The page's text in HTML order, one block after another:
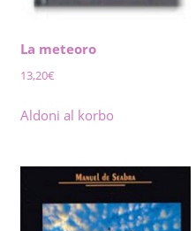
La meteoro
13,20€
Aldoni al korbo